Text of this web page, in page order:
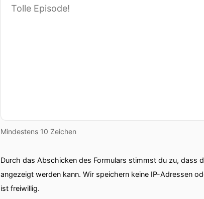
Mindestens 10 Zeichen
Durch das Abschicken des Formulars stimmst du zu, dass
angezeigt werden kann. Wir speichern keine IP-Adressen
ist freiwillig.